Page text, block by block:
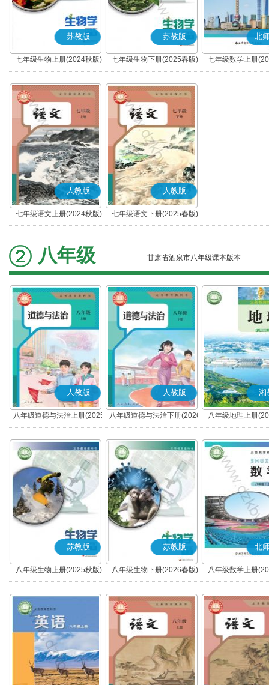
苏教版
七年级生物上册(2024秋版)
苏教版
七年级生物下册(2025春版)
北
七年级数学上册
人教版
七年级语文上册(2024秋版)
(部编版)
人教版
七年级语文下册(2025春版)
(部编版)
八年级 甘肃省酒泉市八年级课本版本
人教版
八年级道德与法治上册(2025
秋版)(部编版)
人教版
八年级道德与法治下册(2026
春版)(部编版)
湘
八年级地理上册
苏教版
八年级生物上册(2025秋版)
苏教版
八年级生物下册(2026春版)
北
八年级数学上册